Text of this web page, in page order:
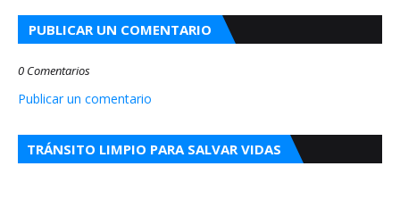
PUBLICAR UN COMENTARIO
0 Comentarios
Publicar un comentario
TRÁNSITO LIMPIO PARA SALVAR VIDAS